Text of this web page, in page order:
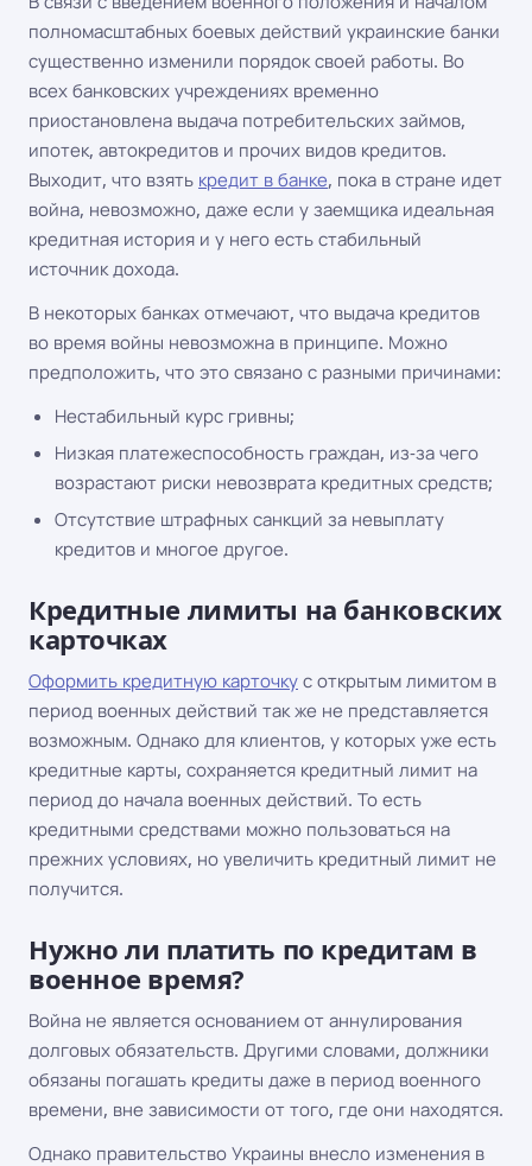
полномасштабных боевых действий украинские банки
существенно изменили порядок своей работы. Во
всех банковских учреждениях временно
приостановлена выдача потребительских займов,
ипотек, автокредитов и прочих видов кредитов.
Выходит, что взять кредит в банке, пока в стране идет
война, невозможно, даже если у заемщика идеальная
кредитная история и у него есть стабильный
источник дохода.
В некоторых банках отмечают, что выдача кредитов
во время войны невозможна в принципе. Можно
предположить, что это связано с разными причинами:
Нестабильный курс гривны;
Низкая платежеспособность граждан, из-за чего
возрастают риски невозврата кредитных средств;
Отсутствие штрафных санкций за невыплату
кредитов и многое другое.
Кредитные лимиты на банковских
карточках
Оформить кредитную карточку с открытым лимитом в
период военных действий так же не представляется
возможным. Однако для клиентов, у которых уже есть
кредитные карты, сохраняется кредитный лимит на
период до начала военных действий. То есть
кредитными средствами можно пользоваться на
прежних условиях, но увеличить кредитный лимит не
получится.
Нужно ли платить по кредитам в
военное время?
Война не является основанием от аннулирования
долговых обязательств. Другими словами, должники
обязаны погашать кредиты даже в период военного
времени, вне зависимости от того, где они находятся.
Однако правительство Украины внесло изменения в